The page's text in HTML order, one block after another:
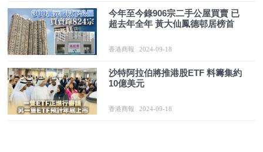
今年至今錄906宗二手公屋買賣 已
超去年全年 黃大仙鳳德邨居榜首
香港商報 2024-09-18
沙特阿拉伯將推港股ETF 料籌集約
10億美元
香港商報 2024-09-18